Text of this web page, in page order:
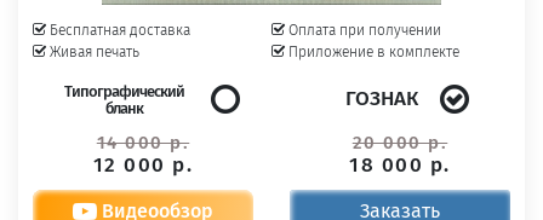
Бесплатная доставка
Живая печать
Оплата при получении
Приложение в комплекте
Типографический
бланк
14 000 р.
12 000 р.
ГОЗНАК
20 000 р.
18 000 р.
Видеообзор Заказать